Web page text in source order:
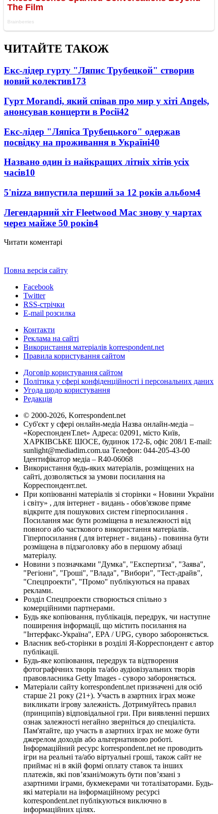
ЧИТАЙТЕ ТАКОЖ
Екс-лідер гурту "Ляпис Трубецкой" створив
новий колектив173
Гурт Morandi, який співав про мир у хіті Angels,
анонсував концерти в Росії42
Екс-лідер "Ляпіса Трубецького" одержав
посвідку на проживання в Україні40
Названо один із найкращих літніх хітів усіх
часів10
5'nizza випустила перший за 12 років альбом4
Легендарний хіт Fleetwood Mac знову у чартах
через майже 50 років4
Читати коментарі
Повна версія сайту
Facebook
Twitter
RSS-стрічки
E-mail розсилка
Контакти
Реклама на сайті
Використання матеріалів korrespondent.net
Правила користування сайтом
Договір користування сайтом
Політика у сфері конфіденційності і персональних даних
Угода щодо користування
Редакція
© 2000-2026, Korrespondent.net
Суб'єкт у сфері онлайн-медіа Назва онлайн-медіа –
«КореспонденТ.net» Адреса: 02091, місто Київ,
ХАРКІВСЬКЕ ШОСЕ, будинок 172-Б, офіс 208/1 E-mail:
sunlight@mediadim.com.ua Телефон: 044-205-43-00
Ідентифікатор медіа – R40-06068
Використання будь-яких матеріалів, розміщених на
сайті, дозволяється за умови посилання на
Корреспондент.net.
При копіюванні матеріалів зі сторінки « Новини України
і світу» , для інтернет - видань - обов'язкове пряме
відкрите для пошукових систем гіперпосилання .
Посилання має бути розміщена в незалежності від
повного або часткового використання матеріалів.
Гіперпосилання ( для інтернет - видань) - повинна бути
розміщена в підзаголовку або в першому абзаці
матеріалу.
Новини з позначками "Думка", "Експертиза", "Заява",
"Регіони", "Гроші", "Влада", "Вибори", "Тест-драйв",
"Спецпроекти", "Промо" публікуються на правах
реклами.
Розділ Спецпроекти створюється спільно з
комерційними партнерами.
Будь яке копіювання, публікація, передрук, чи наступне
поширення інформації, що містить посилання на
"Інтерфакс-Україна", EPA / UPG, суворо забороняється.
Власник веб-сторінки в розділі Я-Корреспондент є автор
публікації.
Будь-яке копіювання, передрук та відтворення
фотографічних творів та/або аудіовізуальних творів
правовласника Getty Images - суворо забороняється.
Матеріали сайту korrespondent.net призначені для осіб
старше 21 року (21+). Участь в азартних іграх може
викликати ігрову залежність. Дотримуйтесь правил
(принципів) відповідальної гри. При виявленні перших
ознак залежності негайно зверніться до спеціаліста.
Пам'ятайте, що участь в азартних іграх не може бути
джерелом доходів або альтернативою роботі.
Інформаційний ресурс korrespondent.net не проводить
ігри на реальні та/або віртуальні гроші, також сайт не
приймає ні в якій формі оплату ставок та інших
платежів, які пов’язані/можуть бути пов’язані з
азартними іграми, букмекерами чи тоталізаторами. Будь-
які матеріали на інформаційному ресурсі
korrespondent.net публікуються виключно в
інформаційних цілях.